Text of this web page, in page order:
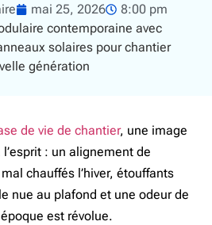
mai 25, 2026 8:00 pm
de vie de chantier, une image
: un alignement de
chauffés l’hiver, étouffants
nue au plafond et une odeur de
est révolue.